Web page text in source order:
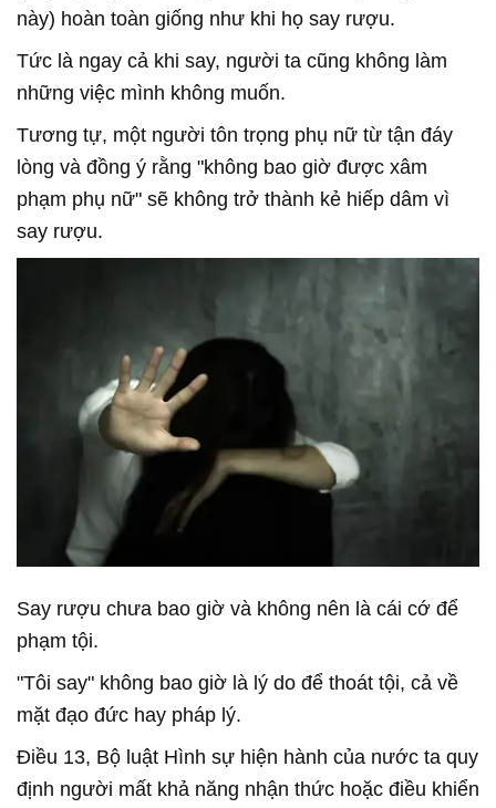
này) hoàn toàn giống như khi họ say rượu.
Tức là ngay cả khi say, người ta cũng không làm
những việc mình không muốn.
Tương tự, một người tôn trọng phụ nữ từ tận đáy
lòng và đồng ý rằng "không bao giờ được xâm
phạm phụ nữ" sẽ không trở thành kẻ hiếp dâm vì
say rượu.
Say rượu chưa bao giờ và không nên là cái cớ để
phạm tội.
"Tôi say" không bao giờ là lý do để thoát tội, cả về
mặt đạo đức hay pháp lý.
Điều 13, Bộ luật Hình sự hiện hành của nước ta quy
định người mất khả năng nhận thức hoặc điều khiển